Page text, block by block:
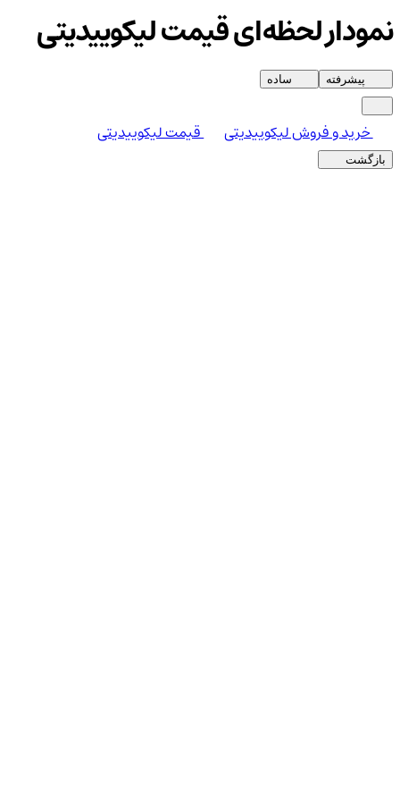
نمودار لحظه‌ای قیمت لیکوییدیتی
پیشرفته ساده
خرید و فروش لیکوییدیتی قیمت لیکوییدیتی
بازگشت